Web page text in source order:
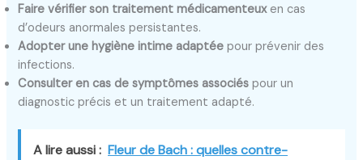
Faire vérifier son traitement médicamenteuxen cas
d’odeurs anormales persistantes.
Adopter une hygiène intime adaptée pour prévenir des
infections.
Consulter en cas de symptômes associés pour un
diagnostic précis et un traitement adapté.
A lire aussi : Fleur de Bach : quelles contre-